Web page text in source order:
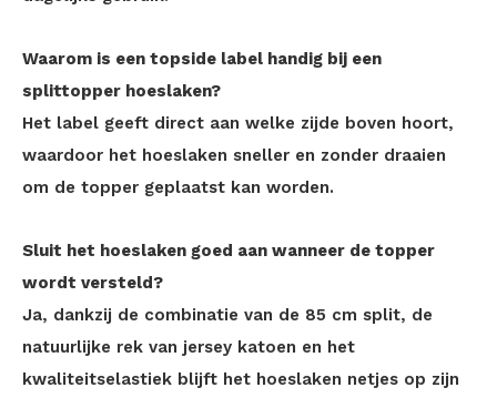
Waarom is een topside label handig bij een
splittopper hoeslaken?
Het label geeft direct aan welke zijde boven hoort,
waardoor het hoeslaken sneller en zonder draaien
om de topper geplaatst kan worden.
Sluit het hoeslaken goed aan wanneer de topper
wordt versteld?
Ja, dankzij de combinatie van de 85 cm split, de
natuurlijke rek van jersey katoen en het
kwaliteitselastiek blijft het hoeslaken netjes op zijn